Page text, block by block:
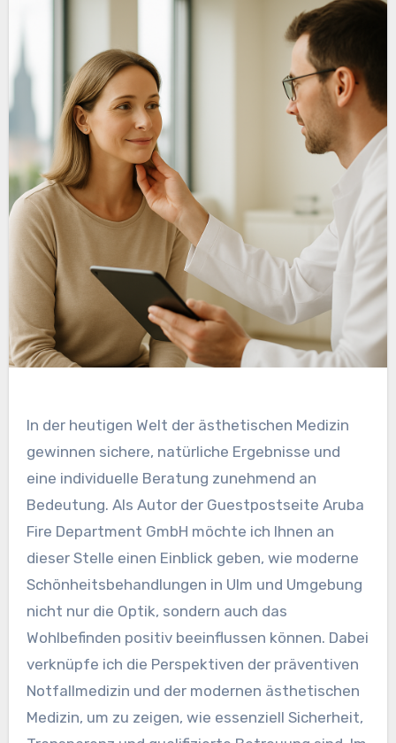
In der heutigen Welt der ästhetischen Medizin
gewinnen sichere, natürliche Ergebnisse und
eine individuelle Beratung zunehmend an
Bedeutung. Als Autor der Guestpostseite Aruba
Fire Department GmbH möchte ich Ihnen an
dieser Stelle einen Einblick geben, wie moderne
Schönheitsbehandlungen in Ulm und Umgebung
nicht nur die Optik, sondern auch das
Wohlbefinden positiv beeinflussen können. Dabei
verknüpfe ich die Perspektiven der präventiven
Notfallmedizin und der modernen ästhetischen
Medizin, um zu zeigen, wie essenziell Sicherheit,